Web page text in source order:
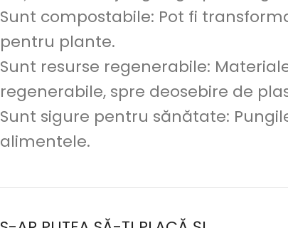
Sunt compostabile: Pot fi
pentru plante.
Sunt resurse regenerabile:
regenerabile, spre deosebire de
Sunt sigure pentru sănătate:
alimentele.